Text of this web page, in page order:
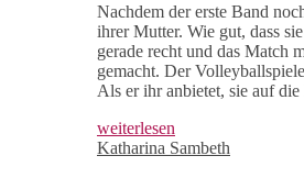
Nachdem der erste Band
ihrer Mutter. Wie gut, dass
gerade recht und das Match
gemacht. Der
Als er ihr anbietet, sie auf
weiterlesen
Katharina Sambeth